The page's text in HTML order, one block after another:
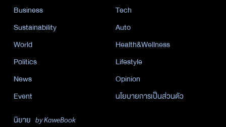
Business
Tech
Sustainability
Auto
World
Health&Wellness
Politics
Lifestyle
News
Opinion
Event
นโยบายการเป็นส่วนตัว
นิยาย by KaweBook